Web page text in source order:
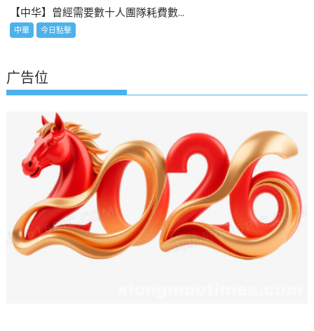
【中华】曾經需要數十人團隊耗費數...
中華 今日點擊
广告位